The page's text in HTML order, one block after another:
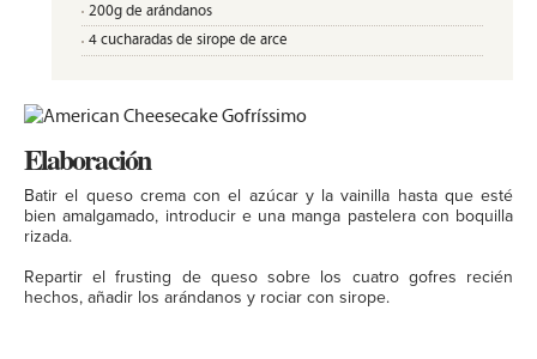
200g de arándanos
4 cucharadas de sirope de arce
Elaboración
Batir el queso crema con el azúcar y la vainilla hasta que esté
bien amalgamado, introducir e una manga pastelera con boquilla
rizada.
Repartir el frusting de queso sobre los cuatro gofres recién
hechos, añadir los arándanos y rociar con sirope.